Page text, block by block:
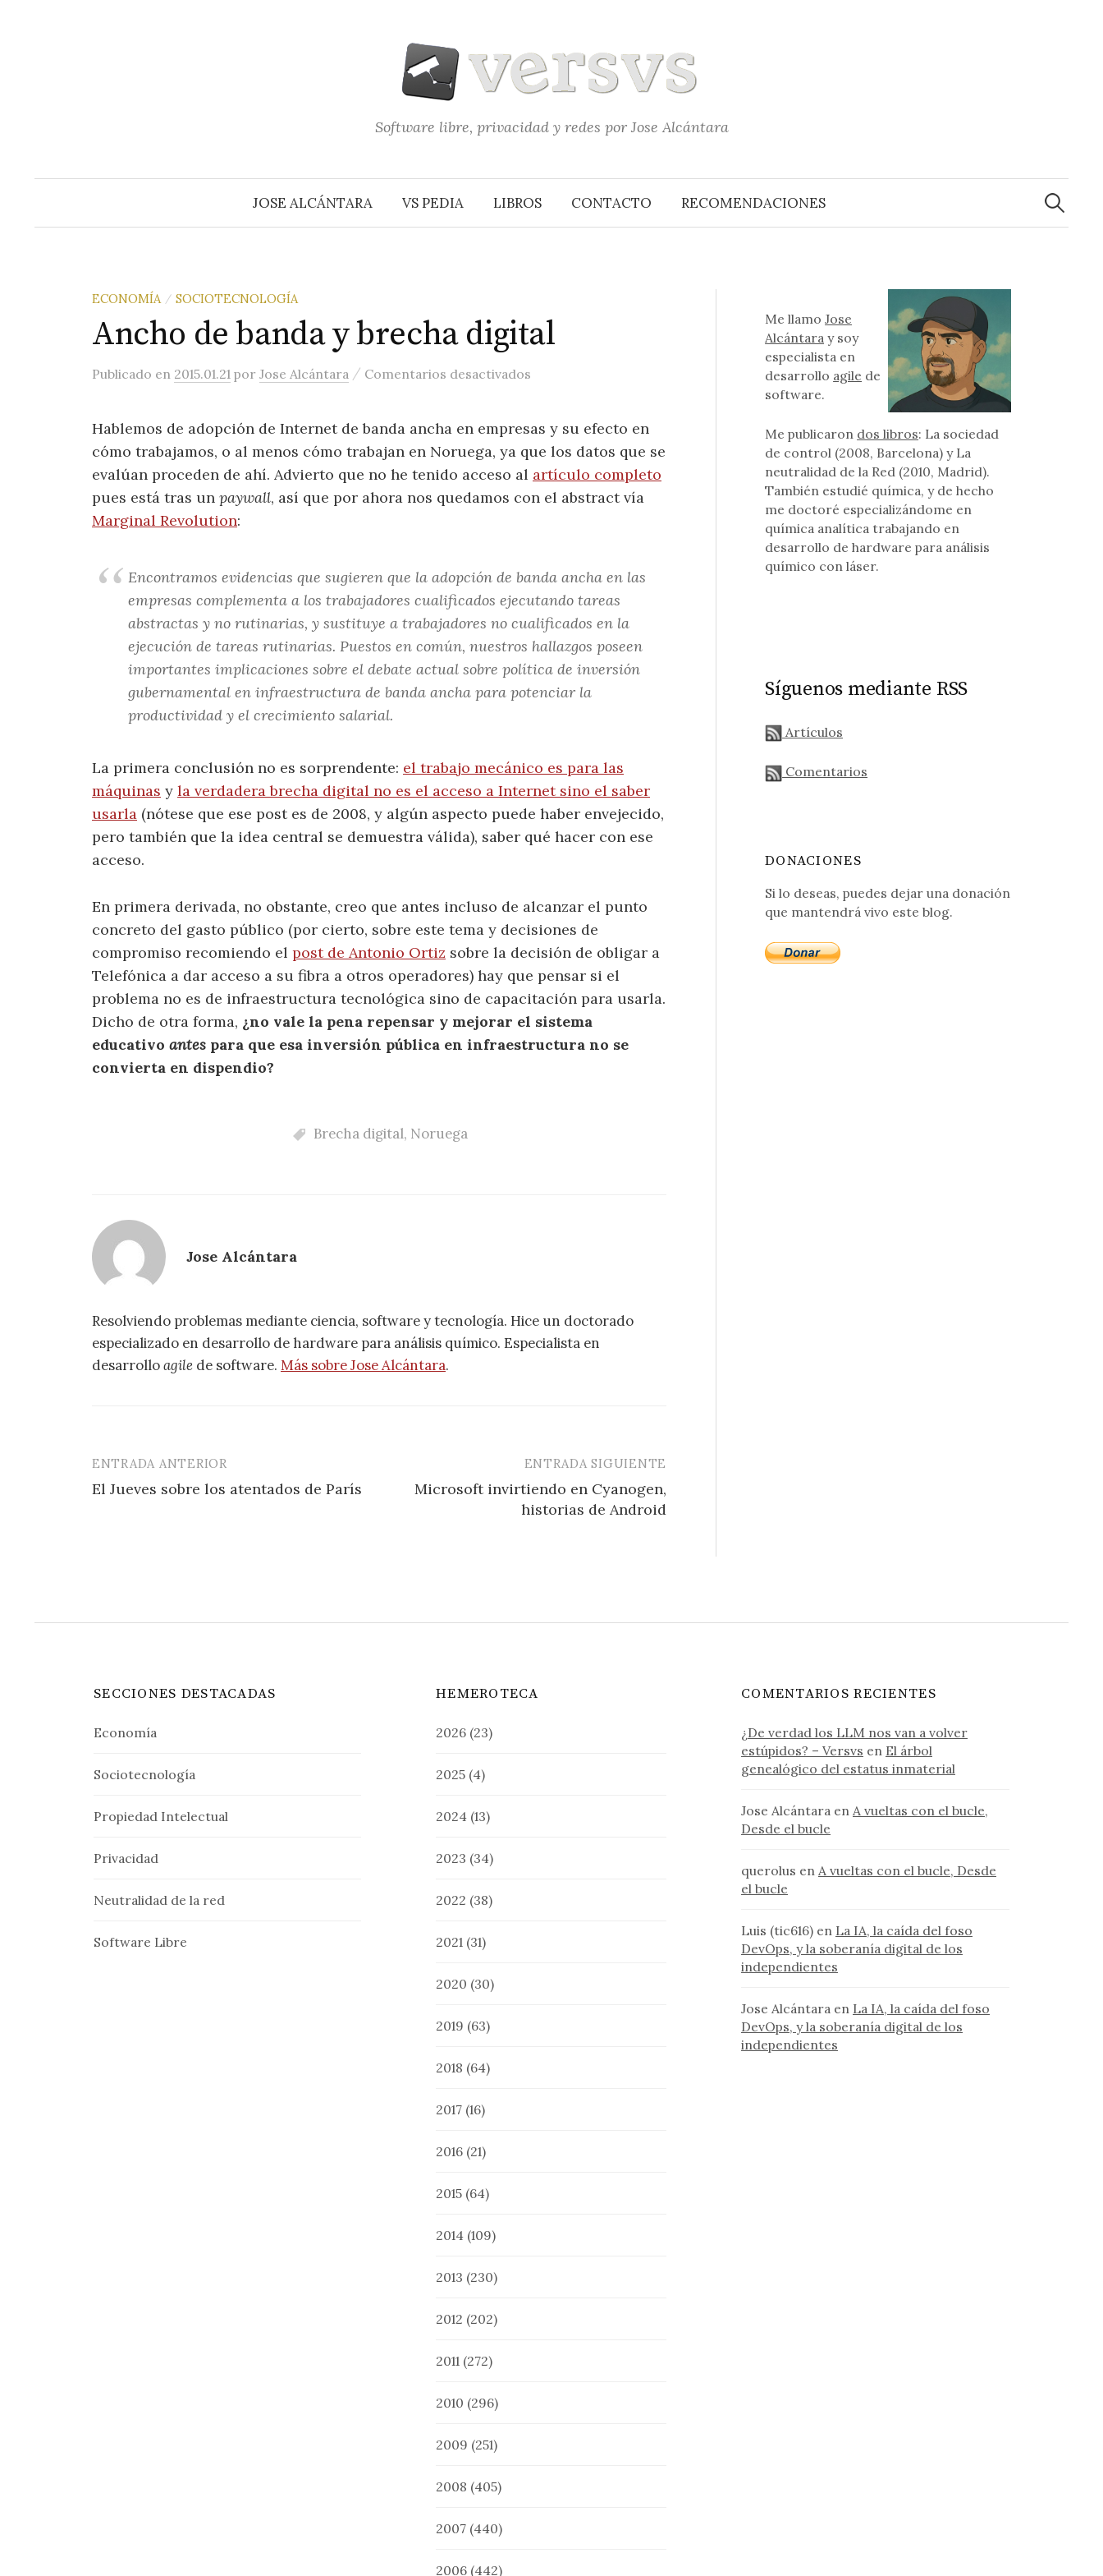
Software libre, privacidad y redes por Jose Alcántara
JOSE ALCÁNTARA VS PEDIA LIBROS CONTACTO RECOMENDACIONES
Buscar:
ECONOMÍA / SOCIOTECNOLOGÍA
Ancho de banda y brecha digital
Publicado en 2015.01.21 por Jose Alcántara / Comentarios desactivados
Hablemos de adopción de Internet de banda ancha en empresas y su efecto en
cómo trabajamos, o al menos cómo trabajan en Noruega, ya que los datos que se
evalúan proceden de ahí. Advierto que no he tenido acceso al artículo completo
pues está tras un paywall, así que por ahora nos quedamos con el abstract vía
Marginal Revolution:
Encontramos evidencias que sugieren que la adopción de banda ancha en las
empresas complementa a los trabajadores cualificados ejecutando tareas
abstractas y no rutinarias, y sustituye a trabajadores no cualificados en la
ejecución de tareas rutinarias. Puestos en común, nuestros hallazgos poseen
importantes implicaciones sobre el debate actual sobre política de inversión
gubernamental en infraestructura de banda ancha para potenciar la
productividad y el crecimiento salarial.
La primera conclusión no es sorprendente: el trabajo mecánico es para las
máquinas y la verdadera brecha digital no es el acceso a Internet sino el saber
usarla (nótese que ese post es de 2008, y algún aspecto puede haber envejecido,
pero también que la idea central se demuestra válida), saber qué hacer con ese
acceso.
En primera derivada, no obstante, creo que antes incluso de alcanzar el punto
concreto del gasto público (por cierto, sobre este tema y decisiones de
compromiso recomiendo el post de Antonio Ortiz sobre la decisión de obligar a
Telefónica a dar acceso a su fibra a otros operadores) hay que pensar si el
problema no es de infraestructura tecnológica sino de capacitación para usarla.
Dicho de otra forma, ¿no vale la pena repensar y mejorar el sistema
educativo antes para que esa inversión pública en infraestructura no se
convierta en dispendio?
Brecha digital, Noruega
Jose Alcántara
Resolviendo problemas mediante ciencia, software y tecnología. Hice un doctorado
especializado en desarrollo de hardware para análisis químico. Especialista en
desarrolloagile de software. Más sobre Jose Alcántara.
Navegación
de
ENTRADA ANTERIOR
El Jueves sobre los atentados de París
ENTRADA SIGUIENTE
Microsoft invirtiendo en Cyanogen,
historias de Android
Me llamoJose
Alcántara y soy
especialista en
desarrollo agile de
software.
Me publicaron dos libros: La sociedad
de control (2008, Barcelona) y La
neutralidad de la Red (2010, Madrid).
También estudié química, y de hecho
me doctoré especializándome en
química analítica trabajando en
desarrollo de hardware para análisis
químico con láser.
Síguenos mediante RSS
Artículos
Comentarios
DONACIONES
Si lo deseas, puedes dejar una donación
que mantendrá vivo este blog.
SECCIONES DESTACADAS
Economía
Sociotecnología
Propiedad Intelectual
Privacidad
Neutralidad de la red
Software Libre
HEMEROTECA
2026 (23)
2025 (4)
2024 (13)
2023 (34)
2022 (38)
2021 (31)
2020 (30)
2019 (63)
2018 (64)
2017 (16)
2016 (21)
2015 (64)
2014 (109)
2013 (230)
2012 (202)
2011 (272)
2010 (296)
2009 (251)
2008 (405)
2007 (440)
2006 (442)
COMENTARIOS RECIENTES
¿De verdad los LLM nos van a volver
estúpidos? – Versvs en El árbol
genealógico del estatus inmaterial
Jose Alcántara en A vueltas con el bucle,
Desde el bucle
querolus en A vueltas con el bucle, Desde
el bucle
Luis (tic616) en La IA, la caída del foso
DevOps, y la soberanía digital de los
independientes
Jose Alcántara en La IA, la caída del foso
DevOps, y la soberanía digital de los
independientes